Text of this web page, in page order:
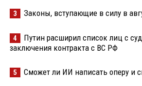
3 Законы, вступающие в силу в
4
Путин расширил список лиц с
заключения контракта с ВС РФ
5 Сможет ли ИИ написать оперу и